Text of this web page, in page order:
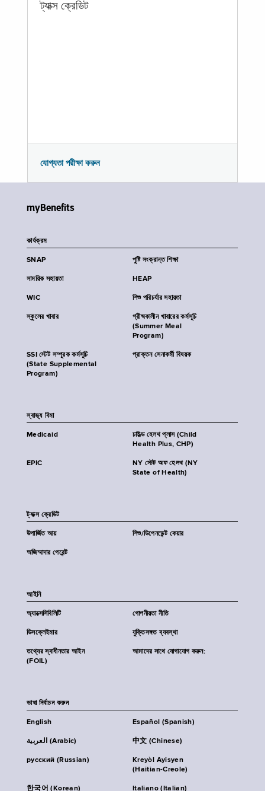
ট্যাক্স ক্রেডিট
যোগ্যতা পরীক্ষা করুন
myBenefits
কার্যক্রম
SNAP পুষ্টি সংক্রান্ত শিক্ষা
সাময়িক সহায়তা HEAP
WIC শিশু পরিচর্যার সহায়তা
স্কুলের খাবার
গ্রীষ্মকালীন খাবারের কর্মসূচি
(Summer Meal
Program)
SSI স্টেট সম্পূরক কর্মসূচি
(State Supplemental
Program)
প্রাক্তন সেনাকর্মী বিষয়ক
স্বাস্থ্য বিমা
Medicaid
চাইল্ড হেলথ প্লাস (Child
Health Plus, CHP)
EPIC
NY স্টেট অফ হেলথ (NY
State of Health)
ট্যাক্স ক্রেডিট
উপার্জিত আয় শিশু/ডিপেনডেন্ট কেয়ার
অজিম্মাদার পেরেন্ট
আইনি
অ্যাক্সেসিবিলিটি গোপনীয়তা নীতি
ডিসক্লেইমার যুক্তিসঙ্গত ব্যবস্থা
তথ্যের স্বাধীনতার আইন
(FOIL)
আমাদের সাথে যোগাযোগ করুন:
ভাষা নির্বাচন করুন
English Español (Spanish)
العربية (Arabic) 中文 (Chinese)
русский (Russian)
Kreyòl Ayisyen
(Haitian-Creole)
한국어 (Korean) Italiano (Italian)